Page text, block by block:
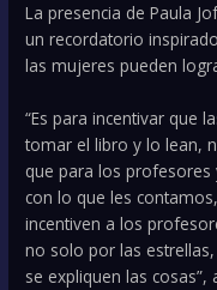
La presencia de Paula
un recordatorio
las mujeres pueden
“Es para incentivar que
tomar el libro y lo lean,
que para los
con lo que les
incentiven a los
no solo por las
se expliquen las